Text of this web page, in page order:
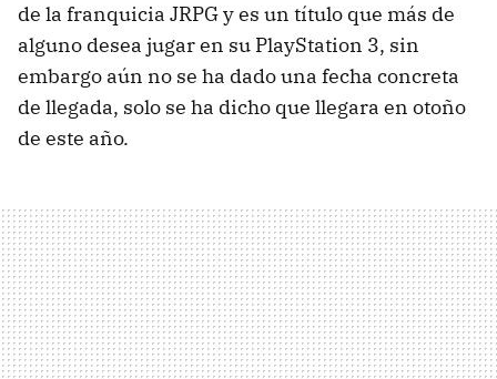
de la franquicia JRPG y es un título que más de
alguno desea jugar en su PlayStation 3, sin
embargo aún no se ha dado una fecha concreta
de llegada, solo se ha dicho que llegara en otoño
de este año.